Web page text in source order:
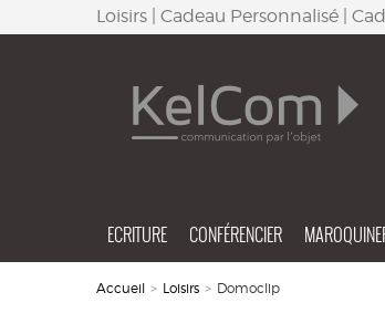
Loisirs | Cadeau Personnalisé |
ECRITURE CONFÉRENCIER
Accueil > Loisirs > Domoclip